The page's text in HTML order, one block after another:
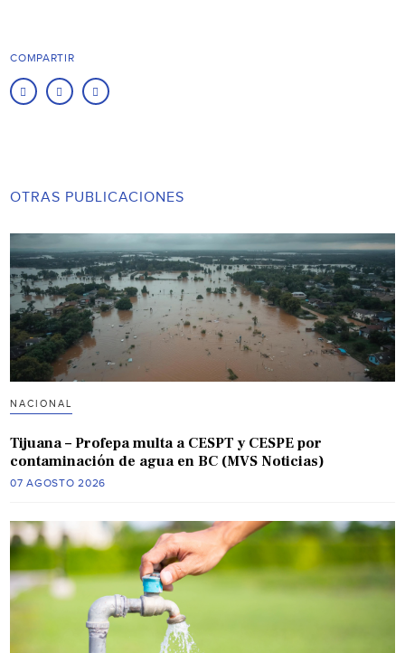
COMPARTIR
OTRAS PUBLICACIONES
NACIONAL
Tijuana – Profepa multa a CESPT y CESPE por
contaminación de agua en BC (MVS Noticias)
07 AGOSTO 2026